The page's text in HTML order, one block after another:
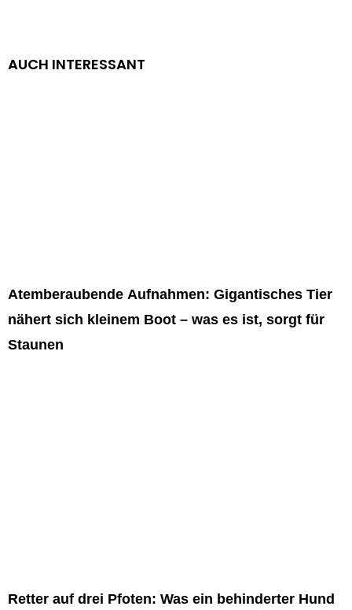
AUCH INTERESSANT
Atemberaubende Aufnahmen: Gigantisches Tier
nähert sich kleinem Boot – was es ist, sorgt für
Staunen
Retter auf drei Pfoten: Was ein behinderter Hund